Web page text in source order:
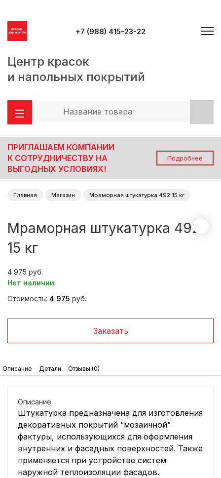
+7 (988) 415-23-22
Центр красок
и напольных покрытий
ПРИГЛАШАЕМ КОМПАНИИ
К СОТРУДНИЧЕСТВУ НА
ВЫГОДНЫХ УСЛОВИЯХ!
Подробнее
Главная Магазин Мраморная штукатурка 492 15 кг
Мраморная штукатурка 492
15 кг
4 975
Нет наличии
Стоимость: 4 975 руб.
Заказать
Описание Детали Отзывы (0)
Описание
Штукатурка предназначена для изготовления
декоративных покрытий “мозаичной”
фактуры, использующихся для оформления
внутренних и фасадных поверхностей. Также
применяется при устройстве систем
наружной теплоизоляции фасадов.